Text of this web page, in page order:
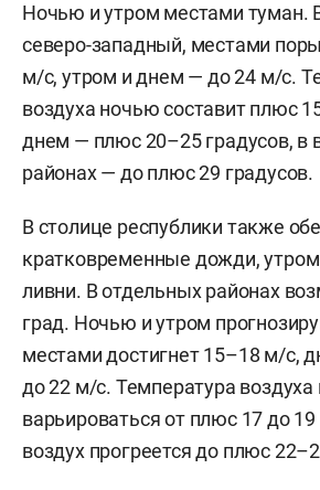
Ночью и утром местами туман.
северо-западный, местами
м/c, утром и днем — до 24 м/с.
воздуха ночью составит плюс
днем — плюс 20–25 градусов, в
районах — до плюс 29 градусов.
В столице республики также
кратковременные дожди,
ливни. В отдельных районах
град. Ночью и утром
местами достигнет 15–18 м/с,
до 22 м/с. Температура
варьироваться от плюс 17 до
воздух прогреется до плюс